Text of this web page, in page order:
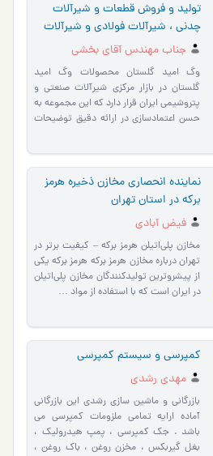
تولید و فروش قطعات و شیرآلات
چدنی ، شیرآلات فولادی و شیرآلات
لاستیکی
جناب مهندس آقای بخشی
وگ امید گلستان محصولات وگ امید
گلستان در بازار مرکزی شیرآلات صنعتی و
پتروشیمی ایران قرار دارد که این مجموعه به
حسن اعتمادسازی در ارائه دقیق توضیحات
نماینده انحصاری مخازن ذخیره هرمز
برکه در استان تهران
فیض آبادی
مخازن پلی‌اتیلن هرمز برکه – کیفیت برتر در
تهران درباره مخازن هرمز برکه هرمز برکه یکی
از پیشروترین تولیدکنندگان مخازن پلی‌اتیلن
در ایران است که با استفاده از مواد …
کمپرسی و سیستم کمپرسی
مهدی رشدی
بازرگانی و ماشین سازی رشدی این بازرگانی
آماده ارایه تمامی ملزومات کمپرسی می
باشد . جک کمپرسی ، پمپ هیدرولیک ،
بغل گیربکس ، مخزن روغن ، باک روغن ،